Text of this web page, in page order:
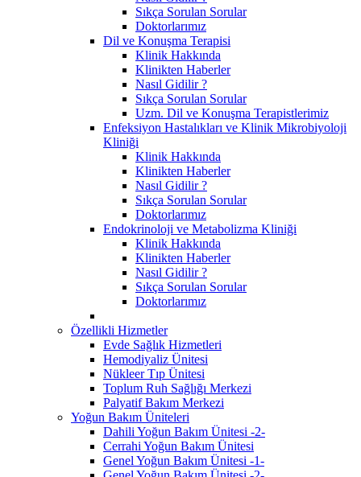
Sıkça Sorulan Sorular
Doktorlarımız
Dil ve Konuşma Terapisi
Klinik Hakkında
Klinikten Haberler
Nasıl Gidilir ?
Sıkça Sorulan Sorular
Uzm. Dil ve Konuşma Terapistlerimiz
Enfeksiyon Hastalıkları ve Klinik Mikrobiyoloji
Kliniği
Klinik Hakkında
Klinikten Haberler
Nasıl Gidilir ?
Sıkça Sorulan Sorular
Doktorlarımız
Endokrinoloji ve Metabolizma Kliniği
Klinik Hakkında
Klinikten Haberler
Nasıl Gidilir ?
Sıkça Sorulan Sorular
Doktorlarımız
Özellikli Hizmetler
Evde Sağlık Hizmetleri
Hemodiyaliz Ünitesi
Nükleer Tıp Ünitesi
Toplum Ruh Sağlığı Merkezi
Palyatif Bakım Merkezi
Yoğun Bakım Üniteleri
Dahili Yoğun Bakım Ünitesi -2-
Cerrahi Yoğun Bakım Ünitesi
Genel Yoğun Bakım Ünitesi -1-